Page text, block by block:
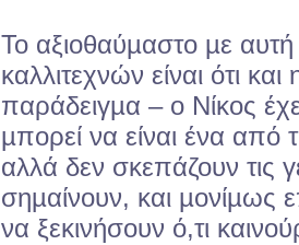
Το αξιοθαύµαστο µε
καλλιτεχνών είναι ότι
παράδειγµα – ο Νίκος
µπορεί να είναι ένα από
αλλά δεν σκεπάζουν τις
σηµαίνουν, και µονίµως
να ξεκινήσουν ό,τι